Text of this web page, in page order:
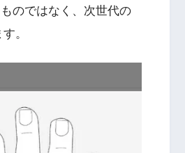
のではなく、次世代の
。